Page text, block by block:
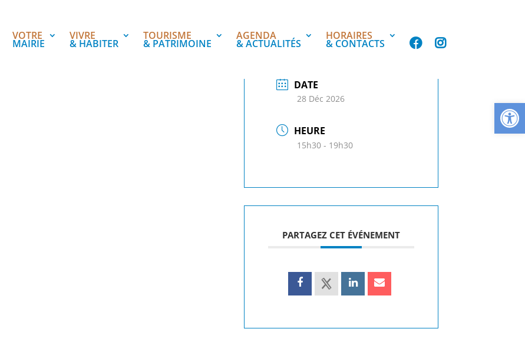
VOTRE
MAIRIE
VIVRE
& HABITER
TOURISME
& PATRIMOINE
AGENDA
& ACTUALITÉS
HORAIRES
& CONTACTS
DATE
28 Déc 2026
HEURE
15h30 - 19h30
PARTAGEZ CET ÉVÉNEMENT
Ouvrir